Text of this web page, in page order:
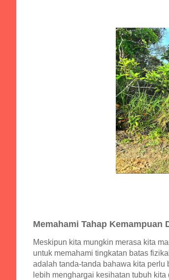
Memahami Tahap Kemampuan
Meskipun kita mungkin merasa kita
untuk memahami tingkatan batas
adalah tanda-tanda bahawa kita
lebih menghargai kesihatan tubuh